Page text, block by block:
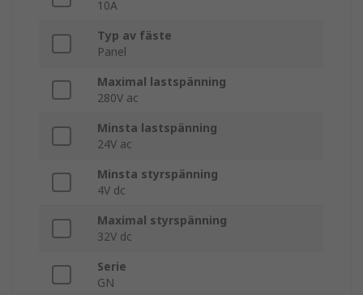
10A
Typ av fäste
Panel
Maximal lastspänning
280V ac
Minsta lastspänning
24V ac
Minsta styrspänning
4V dc
Maximal styrspänning
32V dc
Serie
GN